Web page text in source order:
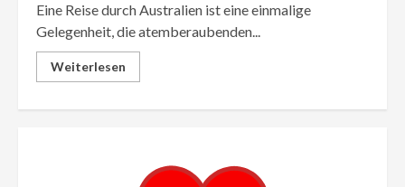
Eine Reise durch Australien ist eine einmalige
Gelegenheit, die atemberaubenden...
Weiterlesen